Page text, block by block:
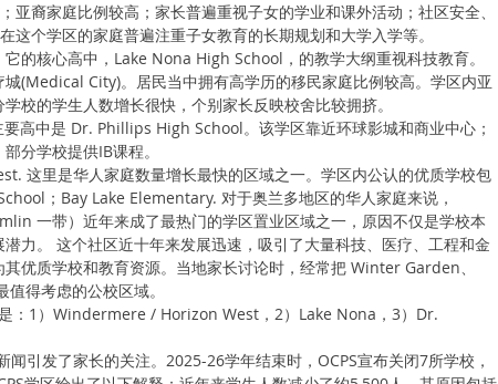
裔家庭比例较高；家长普遍重视子女的学业和课外活动；社区安全、
这个学区的家庭普遍注重子女教育的长期规划和大学入学等。
的核心高中，Lake Nona High School，的教学大纲重视科技教育。
(Medical City)。居民当中拥有高学历的移民家庭比例较高。学区内亚
校的学生人数增长很快，个别家长反映校舍比较拥挤。
高中是 Dr. Phillips High School。该学区靠近环球影城和商业中心；
分学校提供IB课程。
这里是华人家庭数量增长最快的区域之一。学区内公认的优质学校包
；Bay Lake Elementary. 对于奥兰多地区的华人家庭来说，
一带）近年来成了最热门的学区置业区域之一，原因不仅是学校本
力。 这个社区近十年来发展迅速，吸引了大量科技、医疗、工程和金
优质学校和教育资源。当地家长讨论时，经常把 Winter Garden、
得考虑的公校区域。
：1）Windermere / Horizon West，2）Lake Nona，3）Dr.
引发了家长的关注。2025-26学年结束时，OCPS宣布关闭7所学校，